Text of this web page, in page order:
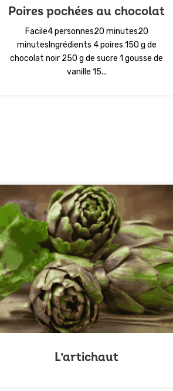
Poires pochées au chocolat
Facile4 personnes20 minutes20
minutesIngrédients 4 poires 150 g de
chocolat noir 250 g de sucre 1 gousse de
vanille 15...
L’artichaut